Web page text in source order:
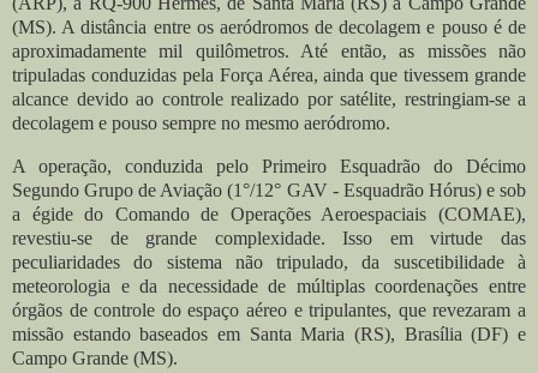
(MS). A distância entre os aeródromos de decolagem e pouso é de
aproximadamente mil quilômetros. Até então, as missões não
tripuladas conduzidas pela Força Aérea, ainda que tivessem grande
alcance devido ao controle realizado por satélite, restringiam-se a
decolagem e pouso sempre no mesmo aeródromo.
A operação, conduzida pelo Primeiro Esquadrão do Décimo
Segundo Grupo de Aviação (1°/12° GAV - Esquadrão Hórus) e sob
a égide do Comando de Operações Aeroespaciais (COMAE),
revestiu-se de grande complexidade. Isso em virtude das
peculiaridades do sistema não tripulado, da suscetibilidade à
meteorologia e da necessidade de múltiplas coordenações entre
órgãos de controle do espaço aéreo e tripulantes, que revezaram a
missão estando baseados em Santa Maria (RS), Brasília (DF) e
Campo Grande (MS).